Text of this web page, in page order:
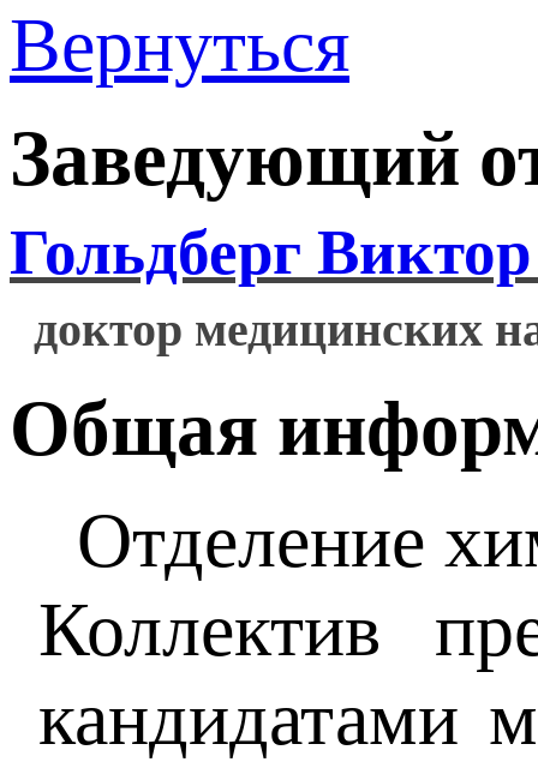
Вернуться
Заведующий
Гольдберг
доктор медицинских
Общая
Отделение
Коллектив
кандидатами